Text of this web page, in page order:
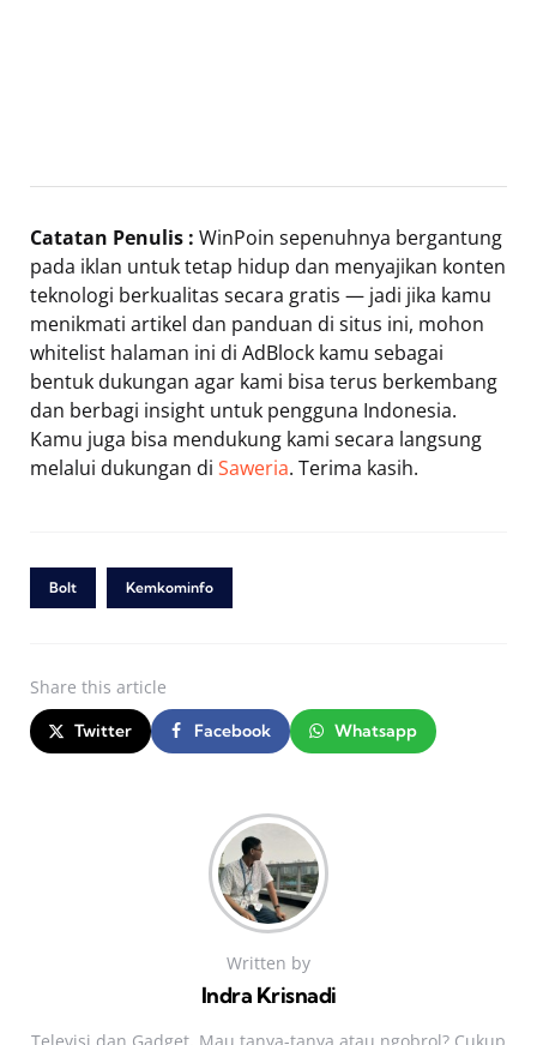
Catatan Penulis : WinPoin sepenuhnya bergantung
pada iklan untuk tetap hidup dan menyajikan konten
teknologi berkualitas secara gratis — jadi jika kamu
menikmati artikel dan panduan di situs ini, mohon
whitelist halaman ini di AdBlock kamu sebagai
bentuk dukungan agar kami bisa terus berkembang
dan berbagi insight untuk pengguna Indonesia.
Kamu juga bisa mendukung kami secara langsung
melalui dukungan di Saweria. Terima kasih.
Bolt Kemkominfo
Share this article
Twitter Facebook Whatsapp
Written by
Indra Krisnadi
Televisi dan Gadget. Mau tanya-tanya atau ngobrol? Cukup